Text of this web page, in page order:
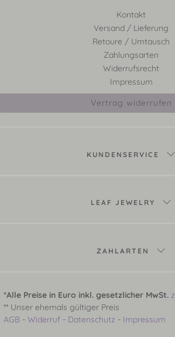
Kontakt
Versand / Lieferung
Retoure / Umtausch
Zahlungsarten
Widerrufsrecht
Impressum
Vertrag widerrufen
KUNDENSERVICE
LEAF JEWELRY
ZAHLARTEN
*Alle Preise in Euro inkl. gesetzlicher MwSt.
** Unser ehemals gültiger Preis
AGB - Widerruf - Datenschutz - Impressum